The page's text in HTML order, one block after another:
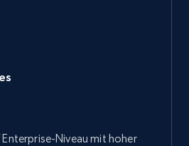
Enterprise-Niveau mit hoher